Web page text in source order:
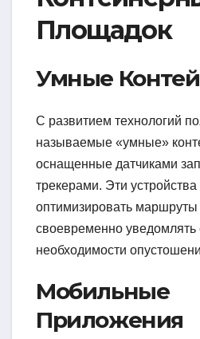
Площадок
Умные
С развитием технологий
называемые «умные»
оснащенные датчиками
трекерами. Эти
оптимизировать
своевременно
необходимости
Мобильные
Приложения